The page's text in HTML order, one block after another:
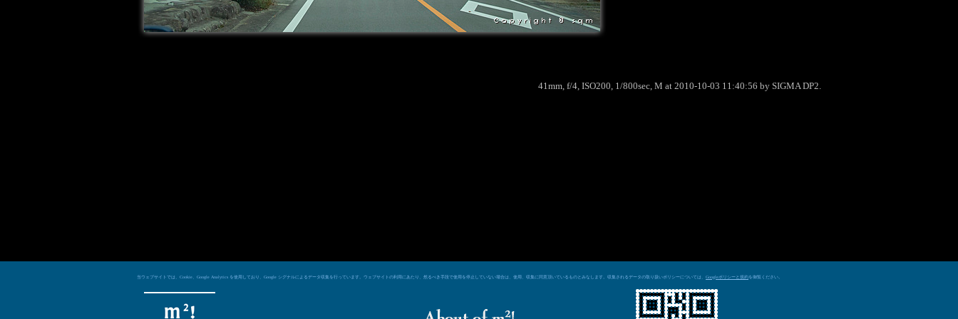
41mm, f/4, ISO200, 1/800sec, M at 2010-10-03 11:40:56 by SIGMA DP2.
当ウェブサイトでは、Cookie、Google Analytics を使用しており、Google シグナルによるデータ収集を行っています。ウェブサイトの利用にあたり、然るべき手段で使用を停止していない場合は、使用、収集に同意頂いているものとみなします。収集されるデータの取り扱いポリシーについては、 Googleポリシーと規約を御覧ください。